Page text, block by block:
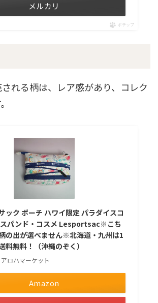
メルカリ
ポチップ
れる柄は、レア感があり、コレク
ック ポーチ ハワイ限定 パラダイスコ
スパンド・コスメ Lesportsac※こち
の出が選べません※北海道・九州は1
料無料！（沖縄のぞく）
ロハマーケット
Amazon